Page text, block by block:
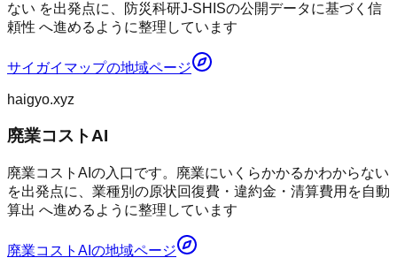
ない を出発点に、防災科研J-SHISの公開データに基づく信
頼性 へ進めるように整理しています
サイガイマップの地域ページ
haigyo.xyz
廃業コストAI
廃業コストAIの入口です。廃業にいくらかかるかわからない
を出発点に、業種別の原状回復費・違約金・清算費用を自動
算出 へ進めるように整理しています
廃業コストAI の地域ページ